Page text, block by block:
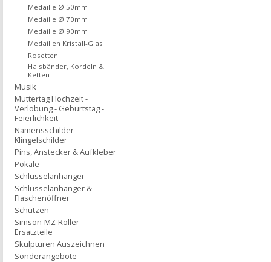
Medaille Ø 50mm
Medaille Ø 70mm
Medaille Ø 90mm
Medaillen Kristall-Glas
Rosetten
Halsbänder, Kordeln &
Ketten
Musik
Muttertag Hochzeit -
Verlobung - Geburtstag -
Feierlichkeit
Namensschilder
Klingelschilder
Pins, Anstecker & Aufkleber
Pokale
Schlüsselanhänger
Schlüsselanhänger &
Flaschenöffner
Schützen
Simson-MZ-Roller
Ersatzteile
Skulpturen Auszeichnen
Sonderangebote